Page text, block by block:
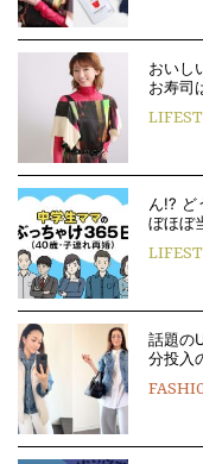
おいし
お寿司
ん!? ど
ぼほぼ
話題の
分投入